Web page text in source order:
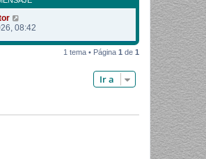
08:42
1 tema • Página 1 de 1
Ir a